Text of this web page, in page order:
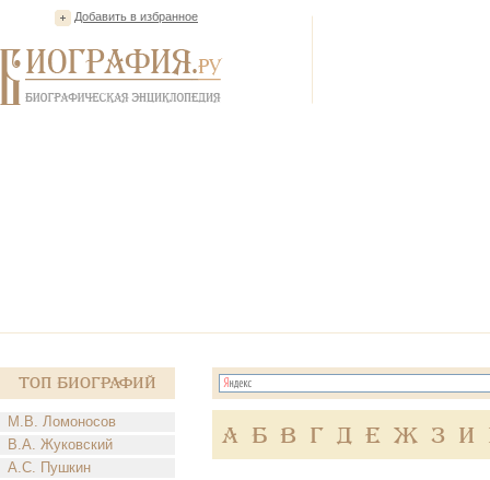
Добавить в избранное
Топ Биографий
М.В. Ломоносов
В.А. Жуковский
А.С. Пушкин
А Б В Г Д Е Ж З И